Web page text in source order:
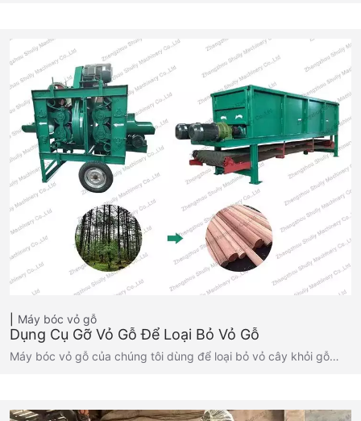
Máy bóc vỏ gỗ
Dụng Cụ Gỡ Vỏ Gỗ Để Loại Bỏ Vỏ Gỗ
Máy bóc vỏ gỗ của chúng tôi dùng để loại bỏ vỏ cây khỏi gỗ…